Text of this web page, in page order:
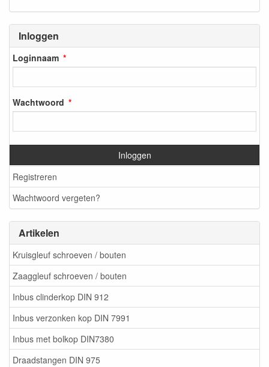
Inloggen
Loginnaam
Wachtwoord
Inloggen
Registreren
Wachtwoord vergeten?
Artikelen
Kruisgleuf schroeven / bouten
Zaaggleuf schroeven / bouten
Inbus clinderkop DIN 912
Inbus verzonken kop DIN 7991
Inbus met bolkop DIN7380
Draadstangen DIN 975